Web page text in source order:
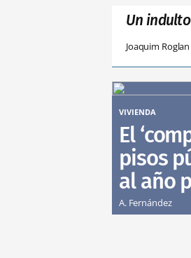
Un
Joaquim
VIVIENDA
El
pisos
al año
A. Fernández